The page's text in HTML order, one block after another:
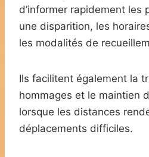
d’informer rapidement les
une disparition, les
les modalités de
Ils facilitent également la
hommages et le maintien
lorsque les distances
déplacements difficiles.